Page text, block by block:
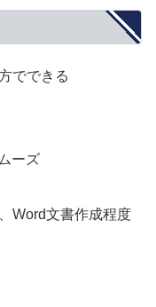
でできる
ーズ
Word文書作成程度